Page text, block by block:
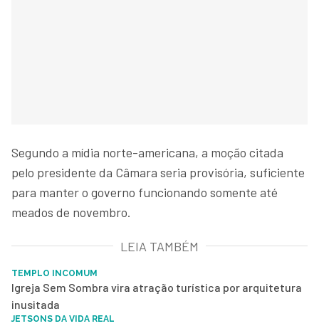
Segundo a mídia norte-americana, a moção citada
pelo presidente da Câmara seria provisória, suficiente
para manter o governo funcionando somente até
meados de novembro.
LEIA TAMBÉM
TEMPLO INCOMUM
Igreja Sem Sombra vira atração turística por arquitetura
inusitada
JETSONS DA VIDA REAL